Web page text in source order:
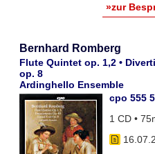
»zur
Bernhard Romberg
Flute Quintet op. 1,2 •
op. 8
Ardinghello Ensemble
cpo 555
1 CD •